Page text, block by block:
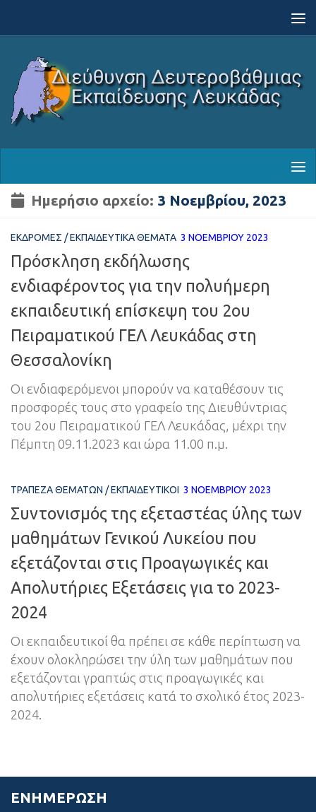
Ημερήσιο αρχείο: 3 Νοεμβρίου, 2023
ΕΚΔΡΟΜΈΣ /ΕΚΠΑΙΔΕΥΤΙΚΆ ΘΈΜΑΤΑ 3 ΝΟΕΜΒΡΊΟΥ 2023
Πρόσκληση εκδήλωσης
ενδιαφέροντος για την πολυήμερη
εκπαιδευτική επίσκεψη του 2ου
Πειραματικού ΓΕΛ Λευκάδας στη
Θεσσαλονίκη
Οι ενδιαφερόμενοι μπορούν να καταθέσουν τις
προσφορές τους στο γραφείο της Διευθύντριας
του 2ου Πειραματικού ΓΕΛ Λευκάδας, μέχρι την
Πέμπτη 09.11.2023 και ώρα 11.00 π.μ.
ΤΡΆΠΕΖΑ ΘΕΜΆΤΩΝ /ΕΚΠΑΙΔΕΥΤΙΚΟΊ 3 ΝΟΕΜΒΡΊΟΥ 2023
Συντονισμός της εξεταστέας ύλης των
μαθημάτων Γενικού Λυκείου που
εξετάζονται στις Προαγωγικές και
Απολυτήριες Εξετάσεις για το 2023-
2024
Οι εκπαιδευτικοί θα πρέπει σε κάθε περίπτωση να
έχουν ολοκληρώσει την ύλη των μαθημάτων που
εξετάζονται γραπτώς στις προαγωγικές και
απολυτήριες εξετάσεις κατά το σχολικό έτος 2023-
2024.
ΕΝΗΜΈΡΩΣΗ